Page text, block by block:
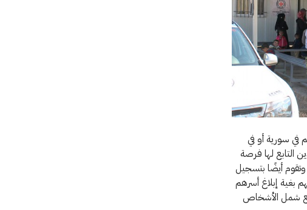
في سورية أو في
التابع لها فرصة
وتقوم أيضًا بتسجيل
بغية إبلاغ أسرهم
شمل الأشخاص